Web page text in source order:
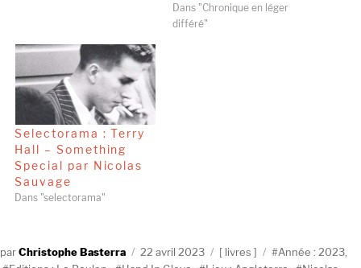
Dans "Chronique en léger
différé"
Selectorama : Terry
Hall – Something
Special par Nicolas
Sauvage
Dans "selectorama"
AuteurChristophe Basterra
Publié
22 avril 2023 Catégories
livres Étiquettes
Année : 2023,